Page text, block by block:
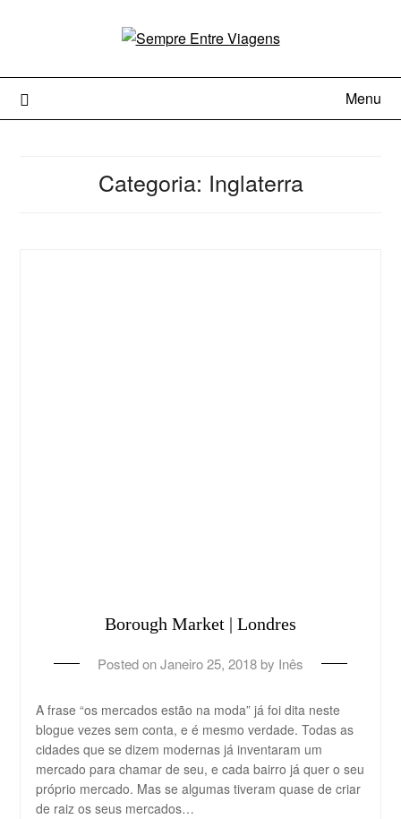
Menu
Categoria: Inglaterra
Borough Market | Londres
Posted onJaneiro 25, 2018 by Inês
A frase “os mercados estão na moda” já foi dita neste
blogue vezes sem conta, e é mesmo verdade. Todas as
cidades que se dizem modernas já inventaram um
mercado para chamar de seu, e cada bairro já quer o seu
próprio mercado. Mas se algumas tiveram quase de criar
de raiz os seus mercados…